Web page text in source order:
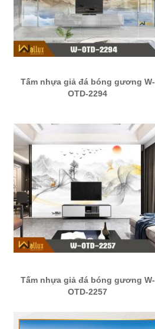
Tấm nhựa giả đá bóng gương W-
OTD-2294
Tấm nhựa giả đá bóng gương W-
OTD-2257